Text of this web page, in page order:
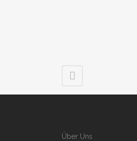
Über Uns